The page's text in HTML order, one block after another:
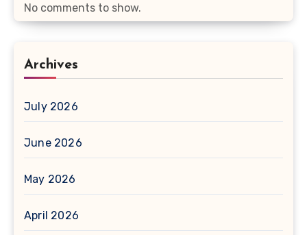
No comments to show.
Archives
July 2026
June 2026
May 2026
April 2026